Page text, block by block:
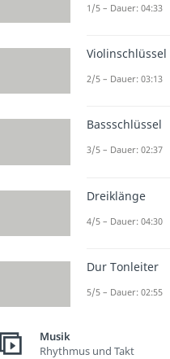
1/5 – Dauer: 04:33
Violinschlüssel
2/5 – Dauer: 03:13
Bassschlüssel
3/5 – Dauer: 02:37
Dreiklänge
4/5 – Dauer: 04:30
Dur Tonleiter
5/5 – Dauer: 02:55
Musik
Rhythmus und Takt